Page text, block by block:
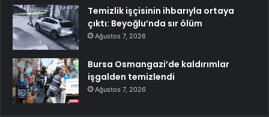
Temizlik işçisinin ihbarıyla ortaya
çıktı: Beyoğlu’nda sır ölüm
Ağustos 7, 2026
Bursa Osmangazi’de kaldırımlar
işgalden temizlendi
Ağustos 7, 2026